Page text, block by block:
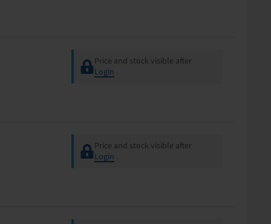
Price and stock visible after
Login .
Price and stock visible after
Login .